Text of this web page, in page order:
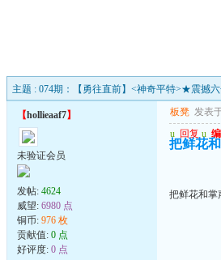
主题 : 074期：【勇往直前】<神奇平特>★震撼六
【hollieaaf7】
未验证会员
发帖: 4624
威望: 6980 点
铜币: 976 枚
贡献值: 0 点
好评度: 0 点
板凳 发表
u 回复 u
把鲜花
把鲜花和掌